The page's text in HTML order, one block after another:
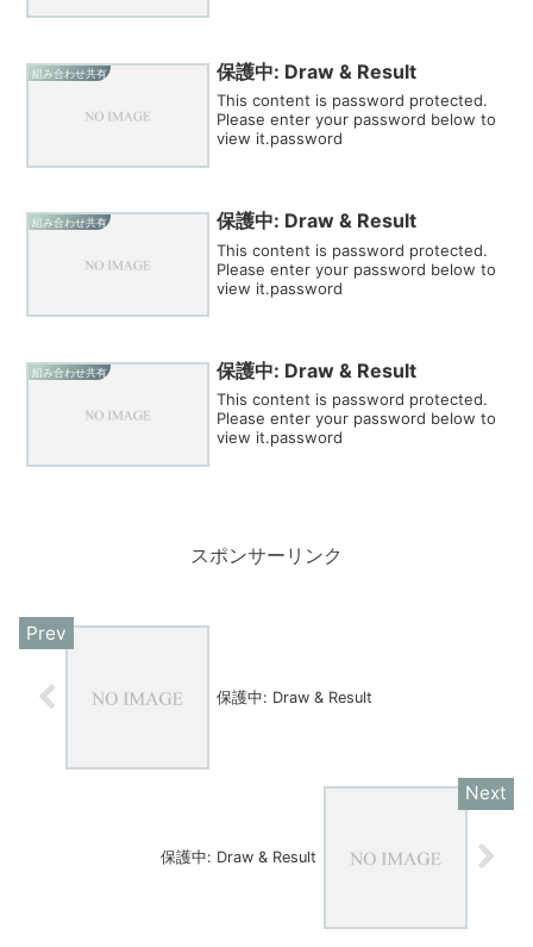
組み合わせ共有 保護中: Draw & Result
This content is password protected.
Please enter your password below to
view it.password
組み合わせ共有 保護中: Draw & Result
This content is password protected.
Please enter your password below to
view it.password
組み合わせ共有 保護中: Draw & Result
This content is password protected.
Please enter your password below to
view it.password
スポンサーリンク
保護中: Draw & Result
保護中: Draw & Result